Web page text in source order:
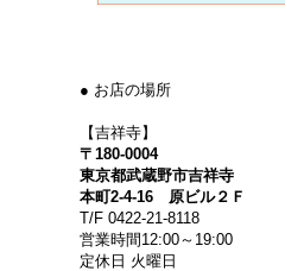
● お店の場所
【吉祥寺】
〒180-0004
東京都武蔵野市吉祥寺
本町2-4-16 原ビル２Ｆ
T/F 0422-21-8118
営業時間12:00～19:00
定休日 火曜日